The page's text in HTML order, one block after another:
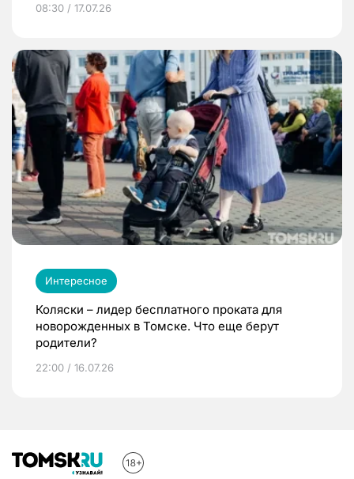
08:30 / 17.07.26
Интересное
Коляски – лидер бесплатного проката для
новорожденных в Томске. Что еще берут
родители?
22:00 / 16.07.26